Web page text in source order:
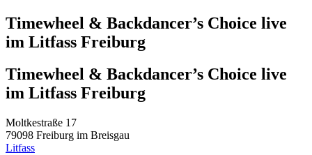
Timewheel & Backdancer’s Choice live
im Litfass Freiburg
Timewheel & Backdancer’s Choice live
im Litfass Freiburg
Moltkestraße 17
79098 Freiburg im Breisgau
Litfass